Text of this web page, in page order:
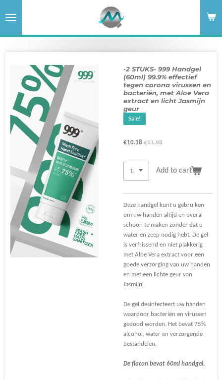
to
content
-2 STUKS- 999 Handgel
(60ml) 99.9% effectief
tegen corona virussen en
bacteriën, met Aloe Vera
extract en licht Jasmijn
geur
Sale!
€10.18 €11.98
Add to cart
Deze handgel kunt u gebruiken
om uw handen altijd en overal
schoon te maken zonder dat u
water en zeep nodig hebt. De gel
is verfrissend en niet plakkerig
met Aloe Vera extract voor een
goede verzorging van uw handen
en met een lichte geur van
Jasmijn.
De gel desinfecteert uw handen
waardoor bacteriën en virussen
gedood worden. Het bevat 75%
alcohol, water en verzorgende
bestandelen.
De flacon bevat 60ml handgel.